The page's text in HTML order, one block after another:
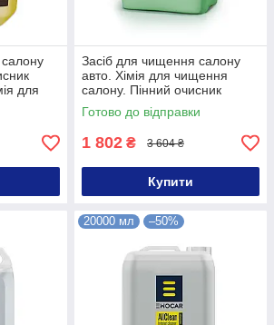
салону
для
мл
Засіб для чищення салону
авто. Хімія для чищення
салону. Пінний очисник
салону 25 кг
Готово до відправки
1 802 ₴ 3 604 ₴
Купити
20000 мл –50%